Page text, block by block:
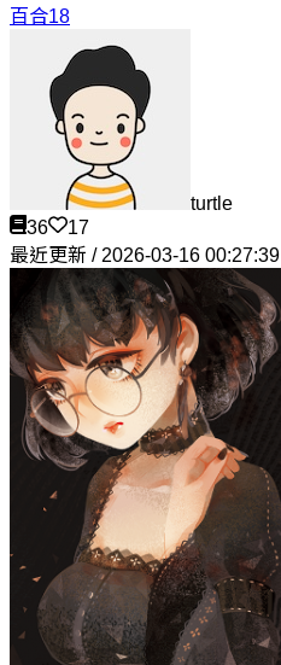
百合18
turtle
36
17
最近更新 / 2026-03-16 00:27:39